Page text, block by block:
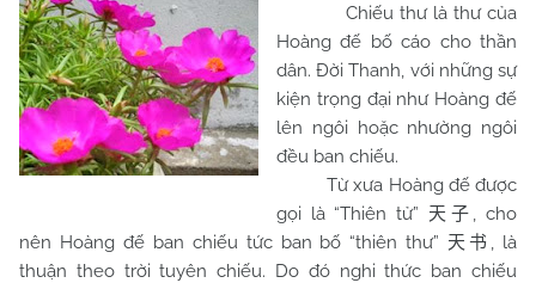
Chiếu thư là thư của
Hoàng đế bố cáo cho thần
dân. Đời Thanh, với những sự
kiện trọng đại như Hoàng đế
lên ngôi hoặc nhường ngôi
đều ban chiếu.
Từ xưa Hoàng đế được
gọi là “Thiên tử”
天子 , cho
nên Hoàng đế ban chiếu tức ban bố “thiên thư” 天书 , là
thuận theo trời tuyên chiếu. Do đó nghi thức ban chiếu